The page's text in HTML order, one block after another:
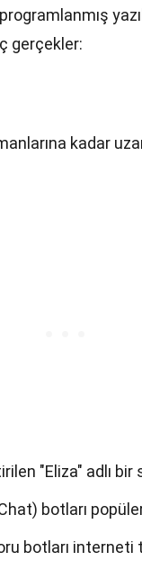
gerçekler:
kadar
"Eliza" adlı bir
botları
botları interneti